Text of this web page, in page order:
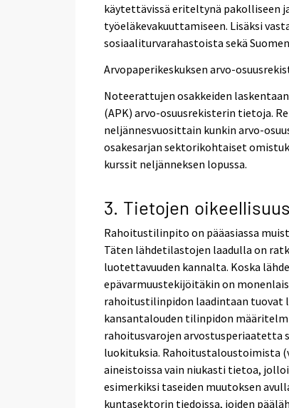
käytettävissä eriteltynä pakolliseen
työeläkevakuuttamiseen. Lisäksi
sosiaaliturvarahastoista sekä
Arvopaperikeskuksen arvo-
Noteerattujen osakkeiden
(APK) arvo-osuusrekisterin tietoja.
neljännesvuosittain kunkin arvo-
osakesarjan sektorikohtaiset
kurssit neljänneksen lopussa.
3. Tietojen
Rahoitustilinpito on pääasiassa
Täten lähdetilastojen laadulla on
luotettavuuden kannalta. Koska
epävarmuustekijöitäkin on
rahoitustilinpidon laadintaan tuovat
kansantalouden tilinpidon
rahoitusvarojen arvostusperiaatetta
luokituksia. Rahoitustaloustoimista
aineistoissa vain niukasti tietoa,
esimerkiksi taseiden muutoksen
kuntasektorin tiedoissa, joiden